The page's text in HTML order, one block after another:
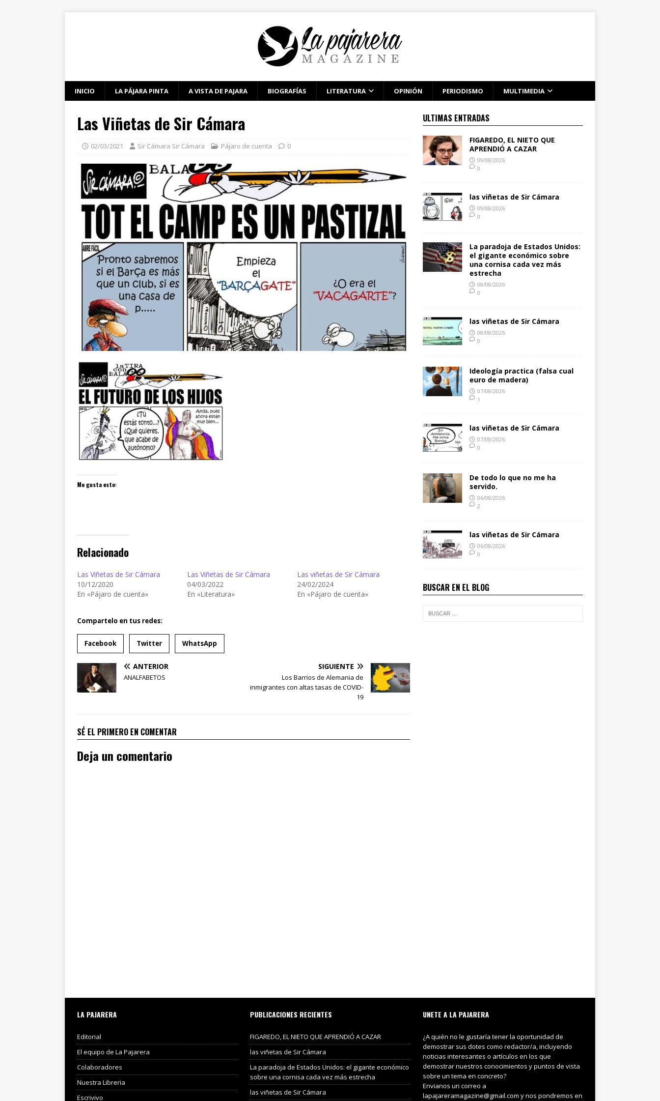
INICIO LA PÁJARA PINTA A VISTA DE PAJARA BIOGRAFÍAS LITERATURA OPINIÓN PERIODISMO MULTIMEDIA
Las Viñetas de Sir Cámara
02/03/2021 Sir Cámara Sir Cámara Pájaro de cuenta 0
Me gusta esto:
Relacionado
Las Viñetas de Sir Cámara
10/12/2020
En «Pájaro de cuenta»
Las Viñetas de Sir Cámara
04/03/2022
En «Literatura»
Las viñetas de Sir Cámara
24/02/2024
En «Pájaro de cuenta»
Compartelo en tus redes:
Facebook Twitter WhatsApp
ANTERIOR
ANALFABETOS
SIGUIENTE
Los Barrios de Alemania de
inmigrantes con altas tasas de COVID-
19
SÉ EL PRIMERO EN COMENTAR
Deja un comentario
ULTIMAS ENTRADAS
FIGAREDO, EL NIETO QUE
APRENDIÓ A CAZAR
09/08/2026
0
las viñetas de Sir Cámara
09/08/2026
0
La paradoja de Estados Unidos:
el gigante económico sobre
una cornisa cada vez más
estrecha
08/08/2026
0
las viñetas de Sir Cámara
08/08/2026
0
Ideología practica (falsa cual
euro de madera)
07/08/2026
1
las viñetas de Sir Cámara
07/08/2026
0
De todo lo que no me ha
servido.
06/08/2026
2
las viñetas de Sir Cámara
06/08/2026
0
BUSCAR EN EL BLOG
LA PAJARERA
Editorial
El equipo de La Pajarera
Colaboradores
Nuestra Libreria
Escrivivo
PUBLICACIONES RECIENTES
FIGAREDO, EL NIETO QUE APRENDIÓ A CAZAR
las viñetas de Sir Cámara
La paradoja de Estados Unidos: el gigante económico
sobre una cornisa cada vez más estrecha
las viñetas de Sir Cámara
UNETE A LA PAJARERA
¿A quién no le gustaría tener la oportunidad de
demostrar sus dotes como redactor/a, incluyendo
noticias interesantes o artículos en los que
demostrar nuestros conocimientos y puntos de vista
sobre un tema en concreto?
Envianos un correo a
lapajareramagazine@gmail.com y nos pondremos en